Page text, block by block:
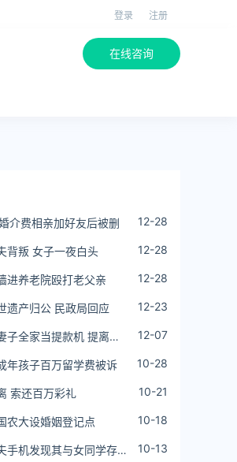
登录 注册
在线咨询
介费相亲加好友后被删 12-28
背叛 女子一夜白头 12-28
进养老院殴打老父亲 12-28
遗产归公 民政局回应 12-23
子全家当提款机 提离婚
12-07
年孩子百万留学费被诉 10-28
索还百万彩礼 10-21
农大设婚姻登记点 10-18
手机发现其与女同学存婚
10-13